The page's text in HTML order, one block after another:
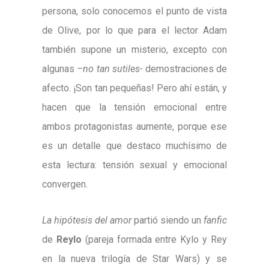
persona, solo conocemos el punto de vista
de Olive, por lo que para el lector Adam
también supone un misterio, excepto con
algunas –no tan sutiles- demostraciones de
afecto. ¡Son tan pequeñas! Pero ahí están, y
hacen que la tensión emocional entre
ambos protagonistas aumente, porque ese
es un detalle que destaco muchísimo de
esta lectura: tensión sexual y emocional
convergen.
La hipótesis del amorpartió siendo un fanfic
de Reylo (pareja formada entre Kylo y Rey
en la nueva trilogía de Star Wars) y se